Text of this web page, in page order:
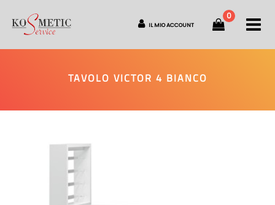
IL MIO ACCOUNT
0
TAVOLO VICTOR 4 BIANCO